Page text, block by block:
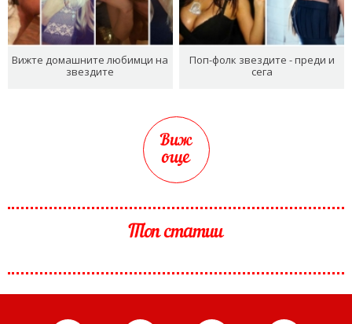
Вижте домашните любимци на
звездите
Поп-фолк звездите - преди и
сега
Виж
още
Топ статии